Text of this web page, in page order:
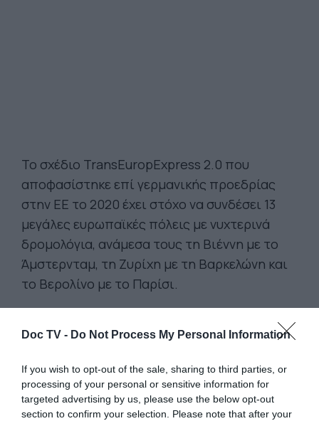
Doc TV - Do Not Process My Personal Information
If you wish to opt-out of the sale, sharing to third parties, or
processing of your personal or sensitive information for
targeted advertising by us, please use the below opt-out
section to confirm your selection. Please note that after your
Το σχέδιο TransEuropExpress 2.0 που
αποφασίστηκε επί γερμανικής προεδρίας
στην ΕΕ το 2020 έχει στόχο να συνδέσει 13
μεγάλες ευρωπαϊκές πόλεις με νυχτερινά
δρομολόγια, ανάμεσα τους τη Βιέννη με το
Άμστερνταμ, τη Ζυρίχη με τη Βαρκελώνη και
το Βερολίνο με το Παρίσι.
Γερμανικούς Σιδηροδρόμους, η ζήτηση για
εισιτήρια είναι μεγάλη. Ωστόσο, η απόφαση
για επαναλειτουργία των νυχτερινών
τρένων είναι πολιτική και όχι οικονομική. Το